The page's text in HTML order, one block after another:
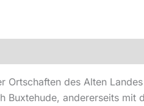
Ortschaften des Alten
Buxtehude, andererseits